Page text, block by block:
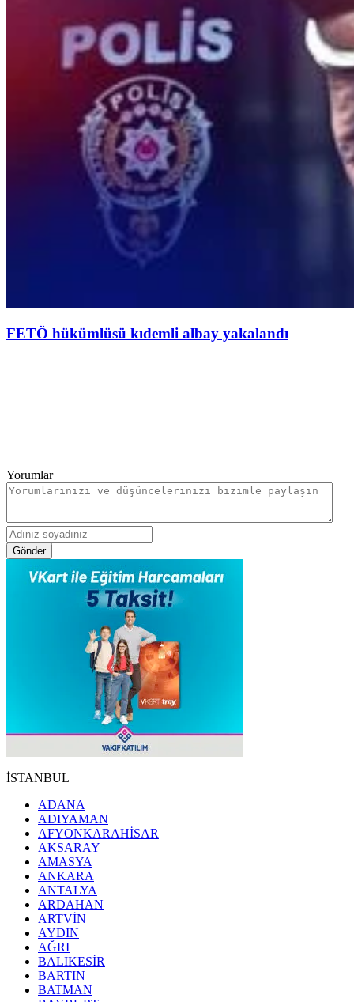
FETÖ hükümlüsü kıdemli albay yakalandı
Yorumlar
Gönder
İSTANBUL
ADANA
ADIYAMAN
AFYONKARAHİSAR
AKSARAY
AMASYA
ANKARA
ANTALYA
ARDAHAN
ARTVİN
AYDIN
AĞRI
BALIKESİR
BARTIN
BATMAN